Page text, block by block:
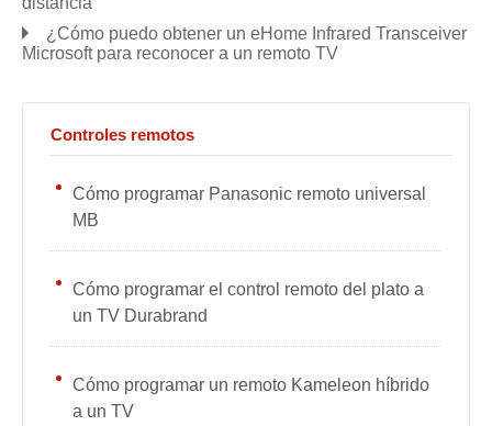
¿Cómo puedo obtener un eHome Infrared Transceiver
Microsoft para reconocer a un remoto TV
Controles remotos
Cómo programar Panasonic remoto universal
MB
Cómo programar el control remoto del plato a
un TV Durabrand
Cómo programar un remoto Kameleon híbrido
a un TV